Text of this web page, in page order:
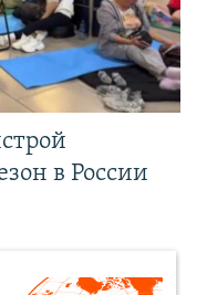
в России